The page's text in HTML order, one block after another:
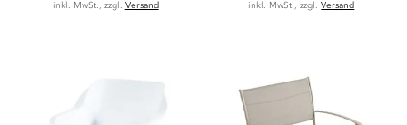
inkl. MwSt., zzgl. Versand inkl. MwSt., zzgl.Versand